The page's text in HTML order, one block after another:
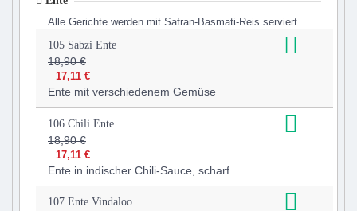
Alle Gerichte werden mit Safran-Basmati-Reis serviert
105 Sabzi Ente
18,90 €
17,11 €
Ente mit verschiedenem Gemüse
106 Chili Ente
18,90 €
17,11 €
Ente in indischer Chili-Sauce, scharf
107 Ente Vindaloo